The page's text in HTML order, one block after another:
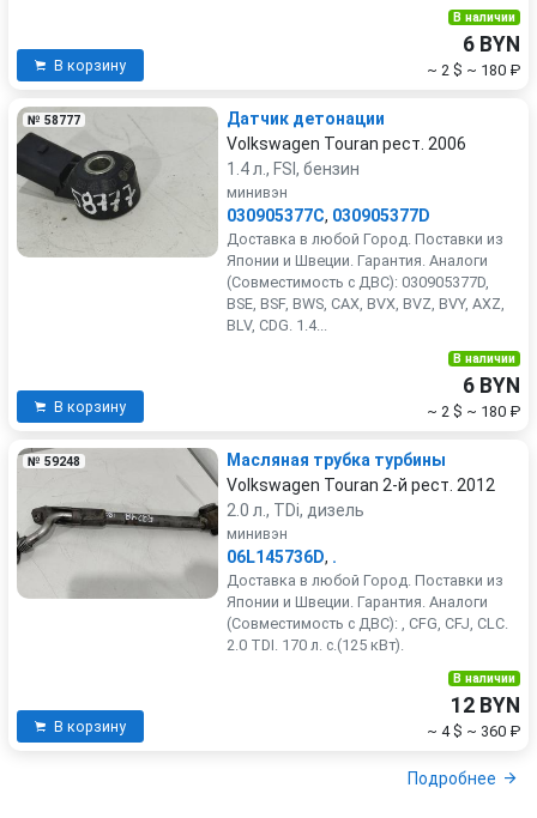
В корзину
В наличии
6 BYN
~ 2 $ ~ 180 ₽
№ 58777
Датчик детонации
Volkswagen Touran рест. 2006
1.4 л., FSI, бензин
минивэн
030905377C, 030905377D
Доставка в любой Город. Поставки из
Японии и Швеции. Гарантия. Аналоги
(Совместимость с ДВС): 030905377D,
BSE, BSF, BWS, CAX, BVX, BVZ, BVY, AXZ,
BLV, CDG. 1.4...
В корзину
В наличии
6 BYN
~ 2 $ ~ 180 ₽
№ 59248
Масляная трубка турбины
Volkswagen Touran 2-й рест. 2012
2.0 л., TDi, дизель
минивэн
06L145736D, .
Доставка в любой Город. Поставки из
Японии и Швеции. Гарантия. Аналоги
(Совместимость с ДВС): , CFG, CFJ, CLC.
2.0 TDI. 170 л. с.(125 кВт).
В корзину
В наличии
12 BYN
~ 4 $ ~ 360 ₽
Подробнее